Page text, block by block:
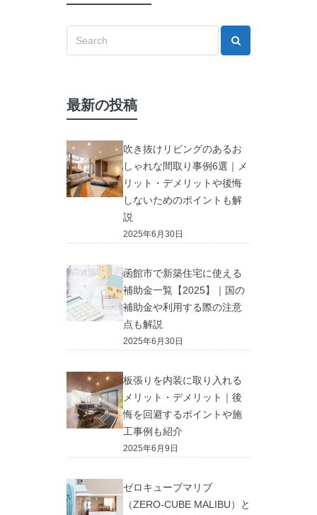
最新の投稿
吹き抜けリビングのあるお
しゃれな間取り事例6選｜メ
リット・デメリットや後悔
しないためのポイントも解
説
2025年6月30日
函館市で新築住宅に使える
補助金一覧【2025】｜国の
補助金や利用する際の注意
点も解説
2025年6月30日
板張りを内装に取り入れる
メリット・デメリット｜後
悔を回避するポイントや施
工事例も紹介
2025年6月9日
ゼロキューブマリブ
（ZERO-CUBE MALIBU）と